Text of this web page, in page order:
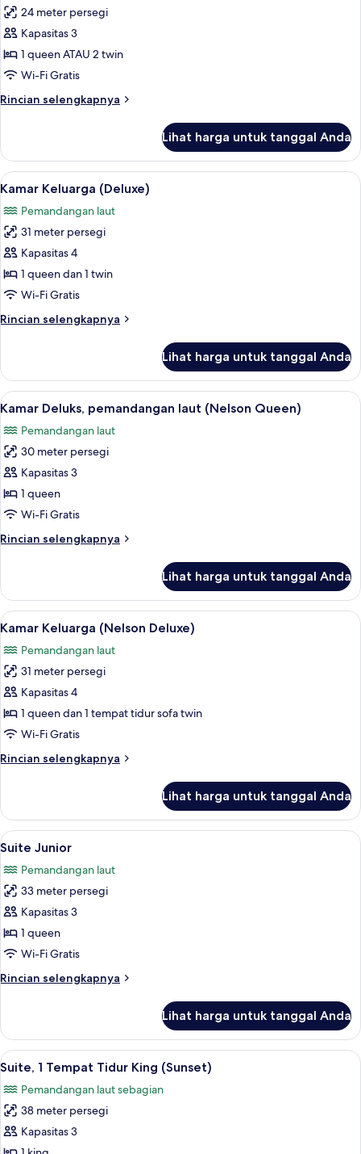
untuk
Kamar
Deluks,
pemandangan
24 meter persegi
Kapasitas 3
1 queen ATAU 2 twin
Wi-Fi Gratis
Rincian selengkapnya
Rincian
Kamar
Deluks,
pemandangan
Lihat harga untuk tanggal Anda
Lihat
semua
foto
untuk
Kamar
Keluarga
(Deluxe)
9
Kamar Keluarga (Deluxe)
Pemandangan laut
31 meter persegi
Kapasitas 4
1 queen dan 1 twin
Wi-Fi Gratis
Rincian selengkapnya
Rincian
Kamar
Keluarga
(Deluxe)
Lihat harga untuk tanggal Anda
Lihat
semua
foto
untuk
Kamar
Deluks,
pemandangan
(Nelson
Minibar, brankas, tirai kedap cahaya,
15
Kamar Deluks, pemandangan laut (Nelson Queen)
Pemandangan laut
30 meter persegi
Kapasitas 3
1 queen
Wi-Fi Gratis
Rincian selengkapnya
Rincian
Kamar
Deluks,
pemandangan
(Nelson
Queen)
Lihat harga untuk tanggal Anda
Lihat
semua
foto
untuk
Kamar
Keluarga
(Nelson
Minibar, brankas, tirai kedap cahaya,
15
Kamar Keluarga (Nelson Deluxe)
Pemandangan laut
31 meter persegi
Kapasitas 4
1 queen dan 1 tempat tidur sofa twin
Wi-Fi Gratis
Rincian selengkapnya
Rincian
Kamar
Keluarga
(Nelson
Lihat harga untuk tanggal Anda
Lihat
semua
foto
untuk
Suite
Junior
8
Suite Junior
Pemandangan laut
33 meter persegi
Kapasitas 3
1 queen
Wi-Fi Gratis
Rincian selengkapnya
Rincian
Suite
Junior
Lihat harga untuk tanggal Anda
Lihat
semua
foto
untuk
Suite,
Suite, 1 Tempat Tidur King (Sunset)
6
Suite, 1 Tempat Tidur King (Sunset)
Pemandangan laut sebagian
38 meter persegi
Kapasitas 3